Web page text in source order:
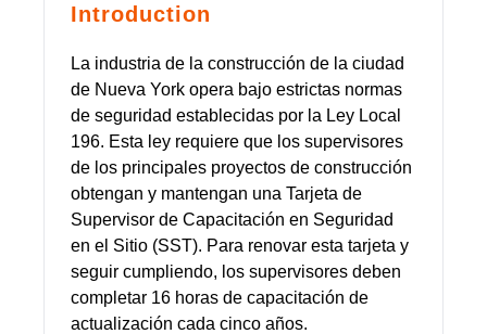
Introduction
La industria de la construcción de la ciudad
de Nueva York opera bajo estrictas normas
de seguridad establecidas por la Ley Local
196. Esta ley requiere que los supervisores
de los principales proyectos de construcción
obtengan y mantengan una Tarjeta de
Supervisor de Capacitación en Seguridad
en el Sitio (SST). Para renovar esta tarjeta y
seguir cumpliendo, los supervisores deben
completar 16 horas de capacitación de
actualización cada cinco años.